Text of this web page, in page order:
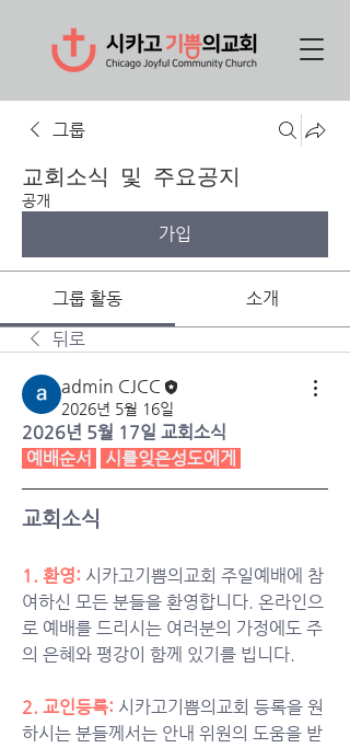
그룹
교회소식 및 주요공지
공개
가입
그룹 활동
소개
뒤로
admin CJCC
2026년 5월 16일
2026년 5월 17일 교회소식
예배순서
시를잊은성도에게
교회소식
1. 환영: 시카고기쁨의교회 주일예배에 참
여하신 모든 분들을 환영합니다. 온라인으
로 예배를 드리시는 여러분의 가정에도 주
의 은혜와 평강이 함께 있기를 빕니다.
2. 교인등록: 시카고기쁨의교회 등록을 원
하시는 분들께서는 안내 위원의 도움을 받